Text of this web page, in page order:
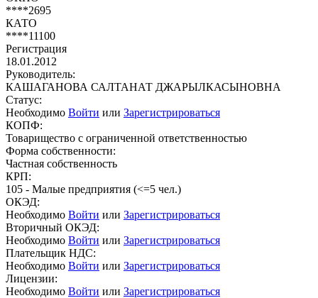
****2695
КАТО
****11100
Регистрация
18.01.2012
Руководитель:
КАШАГАНОВА САЛТАНАТ ДЖАРЫЛКАСЫНОВНА
Статус:
Необходимо Войти или Зарегистрироваться
КОПФ:
Товарищество с ограниченной ответственностью
Форма собственности:
Частная собственность
КРП:
105 - Малые предприятия (<=5 чел.)
ОКЭД:
Необходимо Войти или Зарегистрироваться
Вторичный ОКЭД:
Необходимо Войти или Зарегистрироваться
Плательщик НДС:
Необходимо Войти или Зарегистрироваться
Лицензии:
Необходимо Войти или Зарегистрироваться